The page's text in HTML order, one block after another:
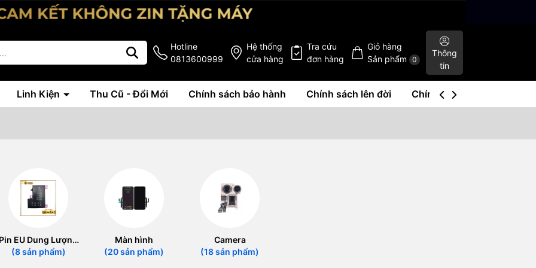
Hotline
0813600999
Hệ thống
cửa hàng
Tra cứu
đơn hàng
Giỏ hàng
Sản phẩm
0
Thông
tin
Linh Kiện Thu Cũ - Đổi Mới Chính sách bảo hành Chính sách lên đời Chính sách mua lại
Pin EU Dung Lượng
Cao
(8 sản phẩm)
Màn hình
(20 sản phẩm)
Camera
(18 sản phẩm)